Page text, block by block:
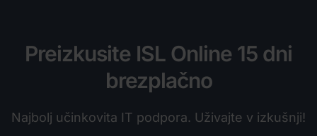
Preizkusite ISL Online 15 dni
brezplačno
Najbolj učinkovita IT podpora. Uživajte v izkušnji!